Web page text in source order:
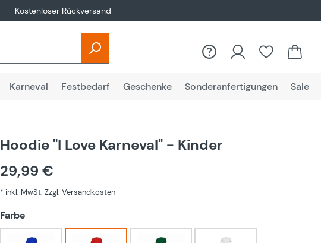
Kostenloser Rückversand
Karneval Festbedarf Geschenke Sonderanfertigungen Sale
Hoodie "I Love Karneval" - Kinder
29,99 €
* inkl. MwSt. Zzgl. Versandkosten
Farbe